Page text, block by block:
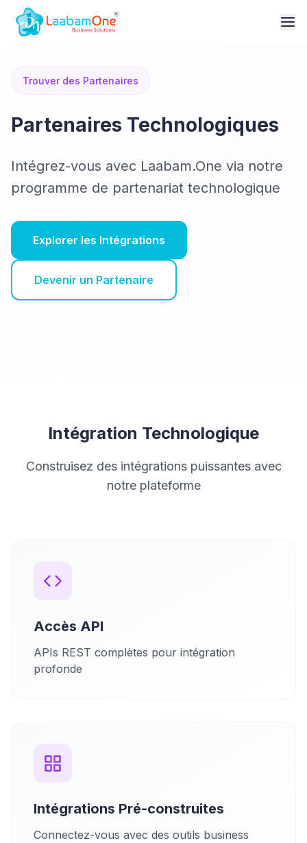
Trouver des Partenaires
Partenaires Technologiques
Intégrez-vous avec Laabam.One via notre
programme de partenariat technologique
Explorer les Intégrations
Devenir un Partenaire
Intégration Technologique
Construisez des intégrations puissantes avec
notre plateforme
Accès API
APIs REST complètes pour intégration
profonde
Intégrations Pré-construites
Connectez-vous avec des outils business